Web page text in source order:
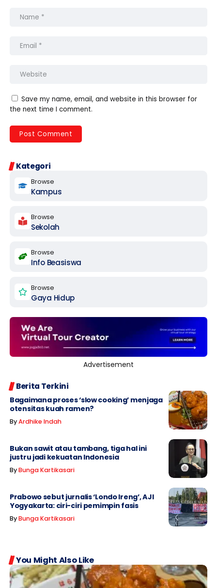
Save my name, email, and website in this browser for
the next time I comment.
Kategori
Browse
Kampus
Browse
Sekolah
Browse
Info Beasiswa
Browse
Gaya Hidup
Advertisement
Berita Terkini
Bagaimana proses ‘slow cooking’ menjaga
otensitas kuah ramen?
ByArdhike Indah
Bukan sawit atau tambang, tiga hal ini
justru jadi kekuatan Indonesia
ByBunga Kartikasari
Prabowo sebut jurnalis ‘Londo Ireng’, AJI
Yogyakarta: ciri-ciri pemimpin fasis
ByBunga Kartikasari
You Might Also Like